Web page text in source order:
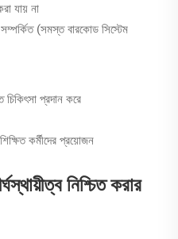
যায় না
(সমস্ত বারকোড সিস্টেম
প্রদান করে
কর্মীদের প্রয়োজন
নিশ্চিত করার